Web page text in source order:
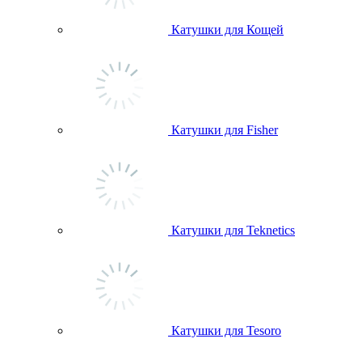
Катушки для Кощей
Катушки для Fisher
Катушки для Teknetics
Катушки для Tesoro